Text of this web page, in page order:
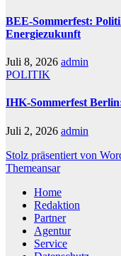
BEE-Sommerfest:
Energiezukunft
Juli 8, 2026 admin
POLITIK
IHK-Sommerfest
Juli 2, 2026 admin
Stolz präsentiert von
Themeansar
Home
Redaktion
Partner
Agentur
Service